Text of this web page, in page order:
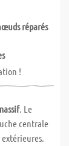
réparés
!
. Le
centrale